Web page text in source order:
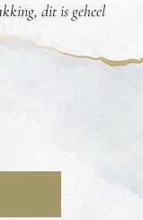
dit is geheel